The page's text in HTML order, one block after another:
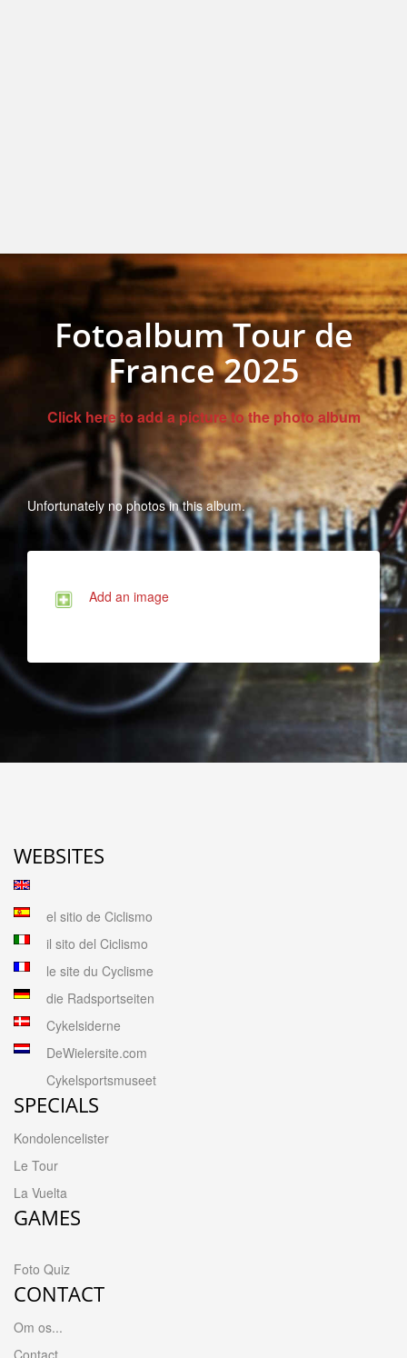
Fotoalbum Tour de
France 2025
Click here to add a picture to the photo album
Unfortunately no photos in this album.
Add an image
WEBSITES
el sitio de Ciclismo
il sito del Ciclismo
le site du Cyclisme
die Radsportseiten
Cykelsiderne
DeWielersite.com
Cykelsportsmuseet
SPECIALS
Kondolencelister
Le Tour
La Vuelta
GAMES
Foto Quiz
CONTACT
Om os...
Contact